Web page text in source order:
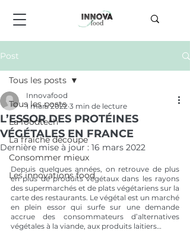
Post
Tous les posts
La foodtech
La fraîche découpe
Consommer mieux
Les innovations food
Tous les posts
L’ESSOR DES PROTÉINES
VÉGÉTALES EN FRANCE
Innovafood
1 mars 2022 3 min de lecture
Dernière mise à jour : 16 mars 2022
Depuis quelques années, on retrouve de plus
en plus de produits végétaux dans les rayons
des supermarchés et de plats végétariens sur la
carte des restaurants. Le végétal est un marché
en plein essor qui surfe sur une demande
accrue des consommateurs d’alternatives
végétales à la viande, aux produits laitiers…